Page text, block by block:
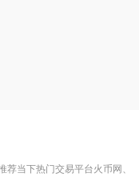
当下热门交易平台火币网、